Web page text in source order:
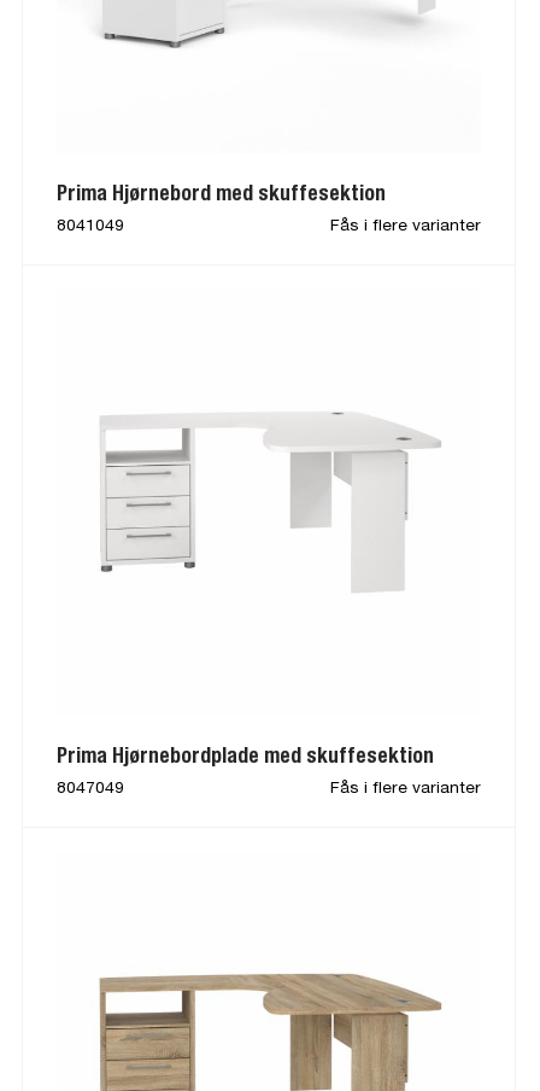
Prima Hjørnebord med skuffesektion
8041049 Fås i flere varianter
Prima Hjørnebordplade med skuffesektion
8047049 Fås i flere varianter